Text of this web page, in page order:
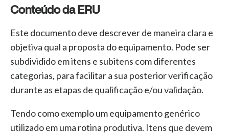
Conteúdo da ERU
Este documento deve descrever de maneira clara e
objetiva qual a proposta do equipamento. Pode ser
subdividido em itens e subitens com diferentes
categorias, para facilitar a sua posterior verificação
durante as etapas de qualificação e/ou validação.
Tendo como exemplo um equipamento genérico
utilizado em uma rotina produtiva. Itens que devem